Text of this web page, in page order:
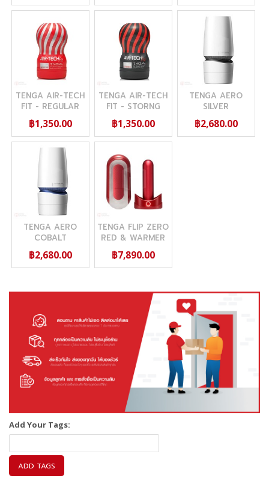
TENGA AIR-TECH
FIT - REGULAR
฿1,350.00
TENGA AIR-TECH
FIT - STORNG
฿1,350.00
TENGA AERO
SILVER
฿2,680.00
TENGA AERO
COBALT
฿2,680.00
TENGA FLIP ZERO
RED & WARMER
SET
฿7,890.00
Add Your Tags:
ADD TAGS